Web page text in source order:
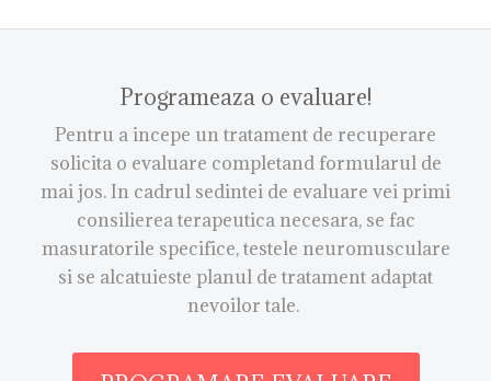
Programeaza o evaluare!
Pentru a incepe un tratament de recuperare
solicita o evaluare completand formularul de
mai jos. In cadrul sedintei de evaluare vei primi
consilierea terapeutica necesara, se fac
masuratorile specifice, testele neuromusculare
si se alcatuieste planul de tratament adaptat
nevoilor tale.